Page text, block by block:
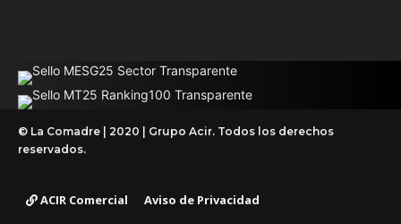
© La Comadre | 2020 | Grupo Acir. Todos los derechos
reservados.
ACIR Comercial Aviso de Privacidad